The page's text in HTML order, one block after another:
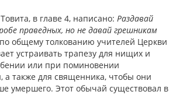
в главе 4, написано: Раздавай
праведных, но не давай грешникам
общему толкованию учителей Церкви
устраивать трапезу для нищих и
или при поминовении
а также для священника, чтобы они
умершего. Этот обычай существовал в